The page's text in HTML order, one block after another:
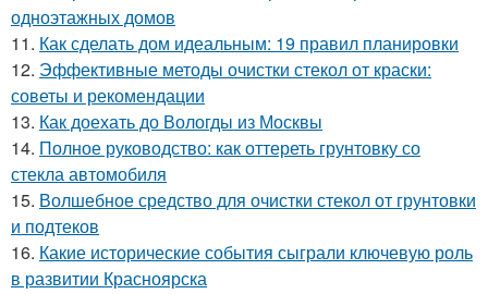
одноэтажных домов
11. Как сделать дом идеальным: 19 правил планировки
12. Эффективные методы очистки стекол от краски:
советы и рекомендации
13. Как доехать до Вологды из Москвы
14. Полное руководство: как оттереть грунтовку со
стекла автомобиля
15. Волшебное средство для очистки стекол от грунтовки
и подтеков
16. Какие исторические события сыграли ключевую роль
в развитии Красноярска